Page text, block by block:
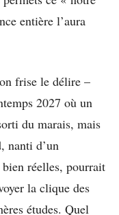
entière l’aura
frise le délire –
2027 où un
du marais, mais
nanti d’un
réelles, pourrait
la clique des
études. Quel